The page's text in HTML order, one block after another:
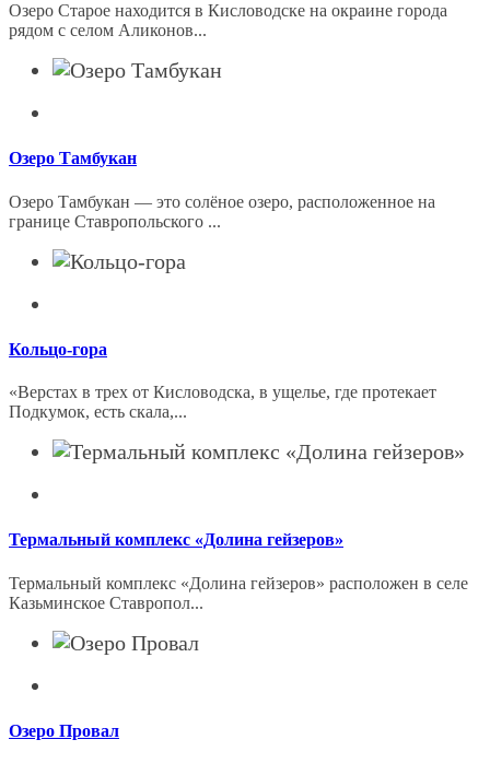
Озеро Старое находится в Кисловодске на окраине города
рядом с селом Аликонов...
Озеро Тамбукан
Озеро Тамбукан — это солёное озеро, расположенное на
границе Ставропольского ...
Кольцо-гора
«Верстах в трех от Кисловодска, в ущелье, где протекает
Подкумок, есть скала,...
Термальный комплекс «Долина гейзеров»
Термальный комплекс «Долина гейзеров» расположен в селе
Казьминское Ставропол...
Озеро Провал